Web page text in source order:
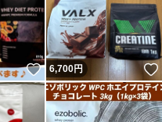
いいね！
6,700円